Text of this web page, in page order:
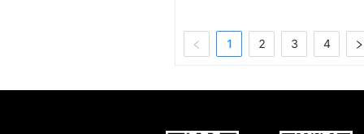
1 2 3 4